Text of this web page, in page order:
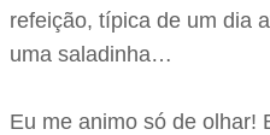
refeição, típica de um dia
uma saladinha…
Eu me animo só de olhar!